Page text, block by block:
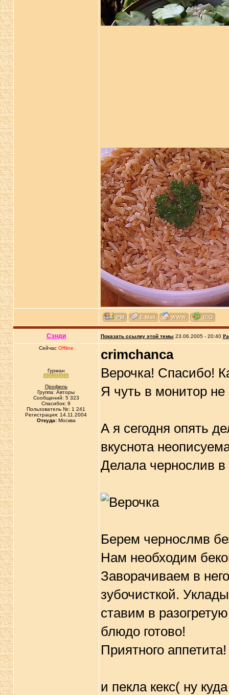
Сэнди Показать ссылку этой темы 23.06.2005 - 20:40
Сейчас Offline
Гурман
Профиль
Группа: Авторы
Сообщений: 5 323
Спасибок: 9
Пользователь №: 1 241
Регистрация: 14.11.2004
Откуда:Москва
crimchanca
Верочка! Спасибо!
Я чуть в монитор
А я сегодня опять
вкуснота
Делала чернослив в
Берем чернослмв
Нам необходим
Заворачиваем в
зубочисткой.
ставим в
блюдо готово!
Приятного аппетита!
и пекла кекс( ну